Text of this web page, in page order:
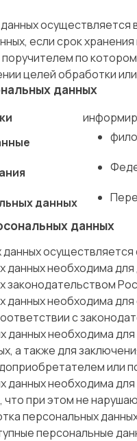
если срок
по
целей обработки
данных
данных
данных
данных необходима
законодательством
данных необходима
с
данных необходима
а также для
или
данных необходима
что при этом не
персональных
персональные